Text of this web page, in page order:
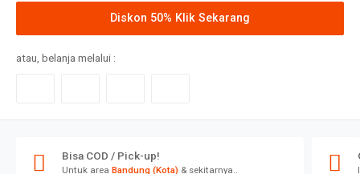
Diskon 50% Klik Sekarang
atau, belanja melalui :
Bisa COD / Pick-up!
Untuk area Bandung (Kota) & sekitarnya..